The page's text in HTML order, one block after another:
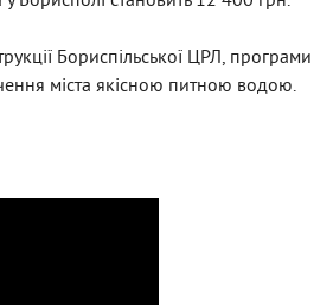
Бориспільської ЦРЛ, програми
міста якісною питною водою.